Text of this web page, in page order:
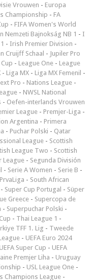
Vrouwen - Europa
Championship - FA
- FIFA Women's World
Nemzeti Bajnokság NB 1 - I
- Irish Premier Division -
Cruijff Schaal - Jupiler Pro
- League One - League
- Liga MX - Liga MX Femenil -
Pro - Nations League -
- NWSL National
- Oefen-interlands Vrouwen
League - Premjer-Liga -
Argentina - Primera
- Puchar Polski - Qatar
League - Scottish
League Two - Scottish
League - Segunda División
- Serie A Women - Serie B -
- South African
- Super Cup Portugal - Süper
Greece - Supercopa de
- Superpuchar Polski -
- Thai League 1 -
TFF 1. Lig - Tweede
- UEFA Euro 2024
UEFA Super Cup - UEFA
Premjer Liha - Uruguay
- USL League One -
Champions League -